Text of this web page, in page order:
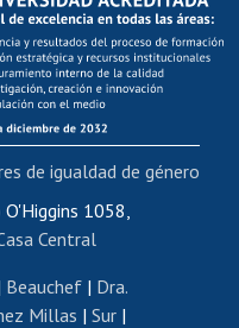
os
interna
renta
honorarios
1058,
Central
Beauchef| Dra.
Millas | Sur |
de igualdad de género